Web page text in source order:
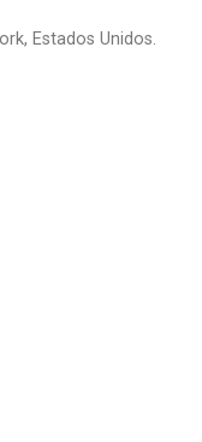
Estados Unidos.